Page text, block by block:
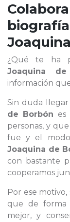
¿Qué te ha
Joaquina
información
Sin duda
de Borbón es
personas, y
fue y el
Joaquina de
con bastante
cooperamos
Por ese
que de forma
mejor, y